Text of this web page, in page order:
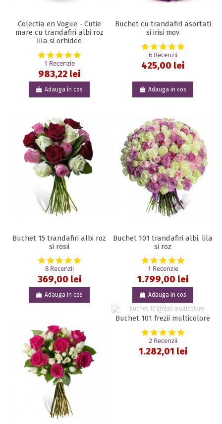
Colectia en Vogue - Cutie
mare cu trandafiri albi roz
lila si orhidee
5.0 star rating
1 Recenzie
983,22 lei
Adauga in cos
Buchet cu trandafiri asortati
si irisi mov
5.0 star
6 Recenzii
425,00 lei
Adauga in cos
Buchet 15 trandafiri albi roz
si rosii
5.0 star rating
8 Recenzii
369,00 lei
Adauga in cos
Buchet 101 trandafiri albi, lila
si roz
5.0 star
1 Recenzie
1.799,00 lei
Adauga in cos
Buchet 101 frezii multicolore
5.0 star
2 Recenzii
1.282,01 lei